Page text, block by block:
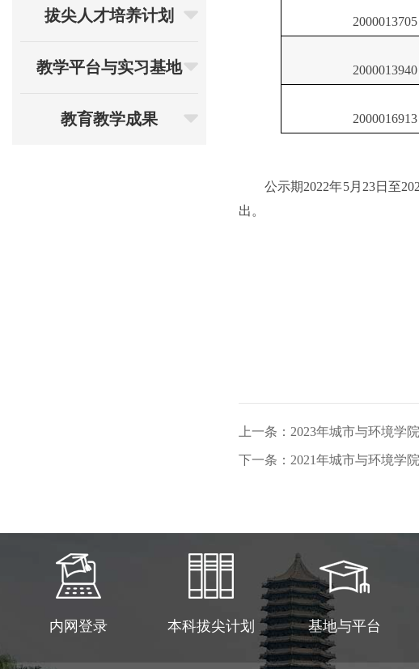
拔尖人才培养计划
教学平台与实习基地
教育教学成果
2000013705
2000013940
2000016913
公示期2022年5月 23日至20
出。
上一条：2023年城市与环境学
下一条：2021年城市与环境学
内网登录 本科拔尖计划 基地与平台